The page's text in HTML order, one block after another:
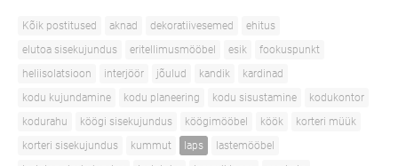
Kõik postitused aknad dekoratiivesemed
ehitus
elutoa sisekujundus
eritellimusmööbel esik
fookuspunkt
heliisolatsioon
interjöör jõulud kandik
kardinad
kodu kujundamine
kodu planeering kodu sisustamine
kodukontor
kodurahu
köögi sisekujundus köögimööbel köök
korteri müük
korteri sisekujundus
kummut laps
lastemööbel